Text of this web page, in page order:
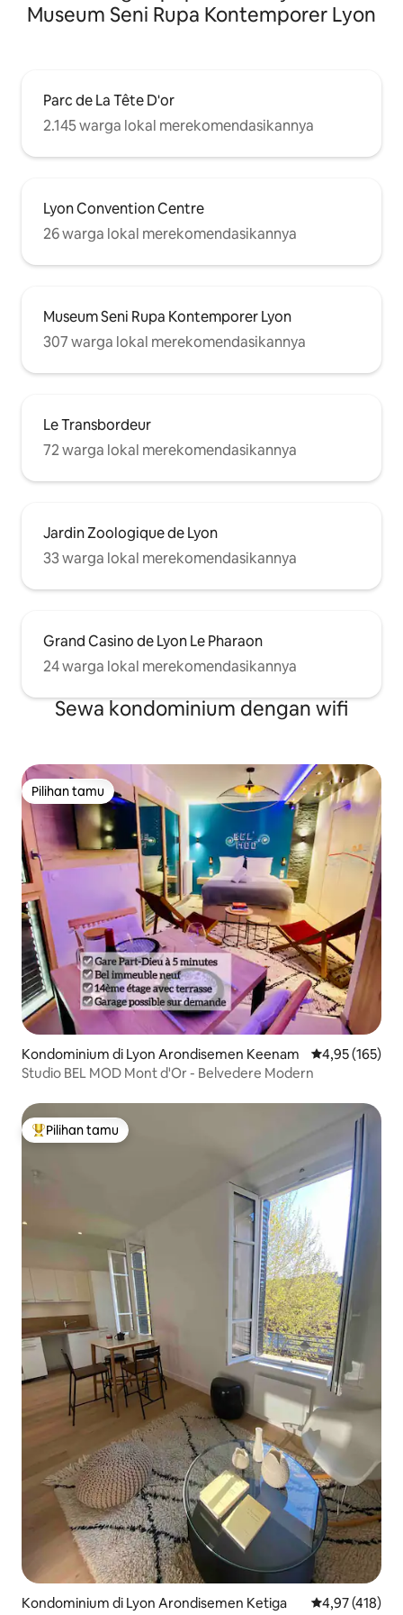
dengan tenda dan furnitur luar ruangan.
Museum Seni Rupa Kontemporer Lyon
Parc de La Tête D'or
2.145 warga lokal merekomendasikannya
Lyon Convention Centre
26 warga lokal merekomendasikannya
Museum Seni Rupa Kontemporer Lyon
307 warga lokal merekomendasikannya
Le Transbordeur
72 warga lokal merekomendasikannya
Jardin Zoologique de Lyon
33 warga lokal merekomendasikannya
Grand Casino de Lyon Le Pharaon
24 warga lokal merekomendasikannya
Sewa kondominium dengan wifi
Pilihan tamu
Pilihan tamu
Kondominium di Lyon Arondisemen Keenam Nilai rata-rata
4,95 (165)
Studio BEL MOD Mont d'Or - Belvedere Modern
Pilihan tamu terpopuler
Pilihan tamu
Kondominium di Lyon Arondisemen Ketiga Nilai rata-rata
4,97 (418)